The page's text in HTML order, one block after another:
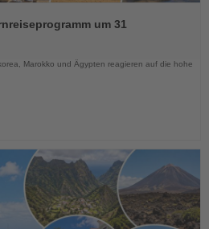
um 31
Marokko und Ägypten reagieren auf die hohe